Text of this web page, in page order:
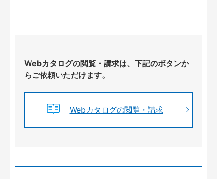
Webカタログの閲覧・請求は、下記のボタンか
らご依頼いただけます。
Webカタログの閲覧・請求